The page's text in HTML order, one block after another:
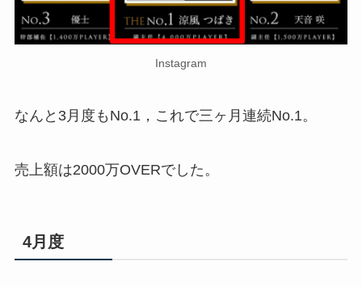
Instagram
なんと3月度もNo.1，これで三ヶ月連続No.1。
売上額は2000万OVERでした。
4月度